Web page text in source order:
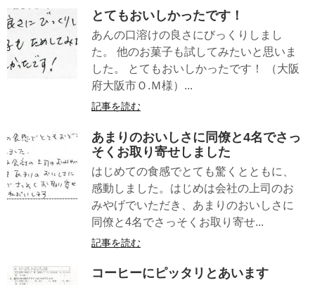
とてもおいしかったです！
あんの口溶けの良さにびっくりしまし
た。 他のお菓子も試してみたいと思いま
した。 とてもおいしかったです！ （大阪
府大阪市Ｏ.Ｍ様）...
記事を読む
あまりのおいしさに同僚と4名でさっ
そくお取り寄せしました
はじめての食感でとても驚くとともに、
感動しました。はじめは会社の上司のお
みやげでいただき、あまりのおいしさに
同僚と4名でさっそくお取り寄せ...
記事を読む
コーヒーにピッタリとあいます